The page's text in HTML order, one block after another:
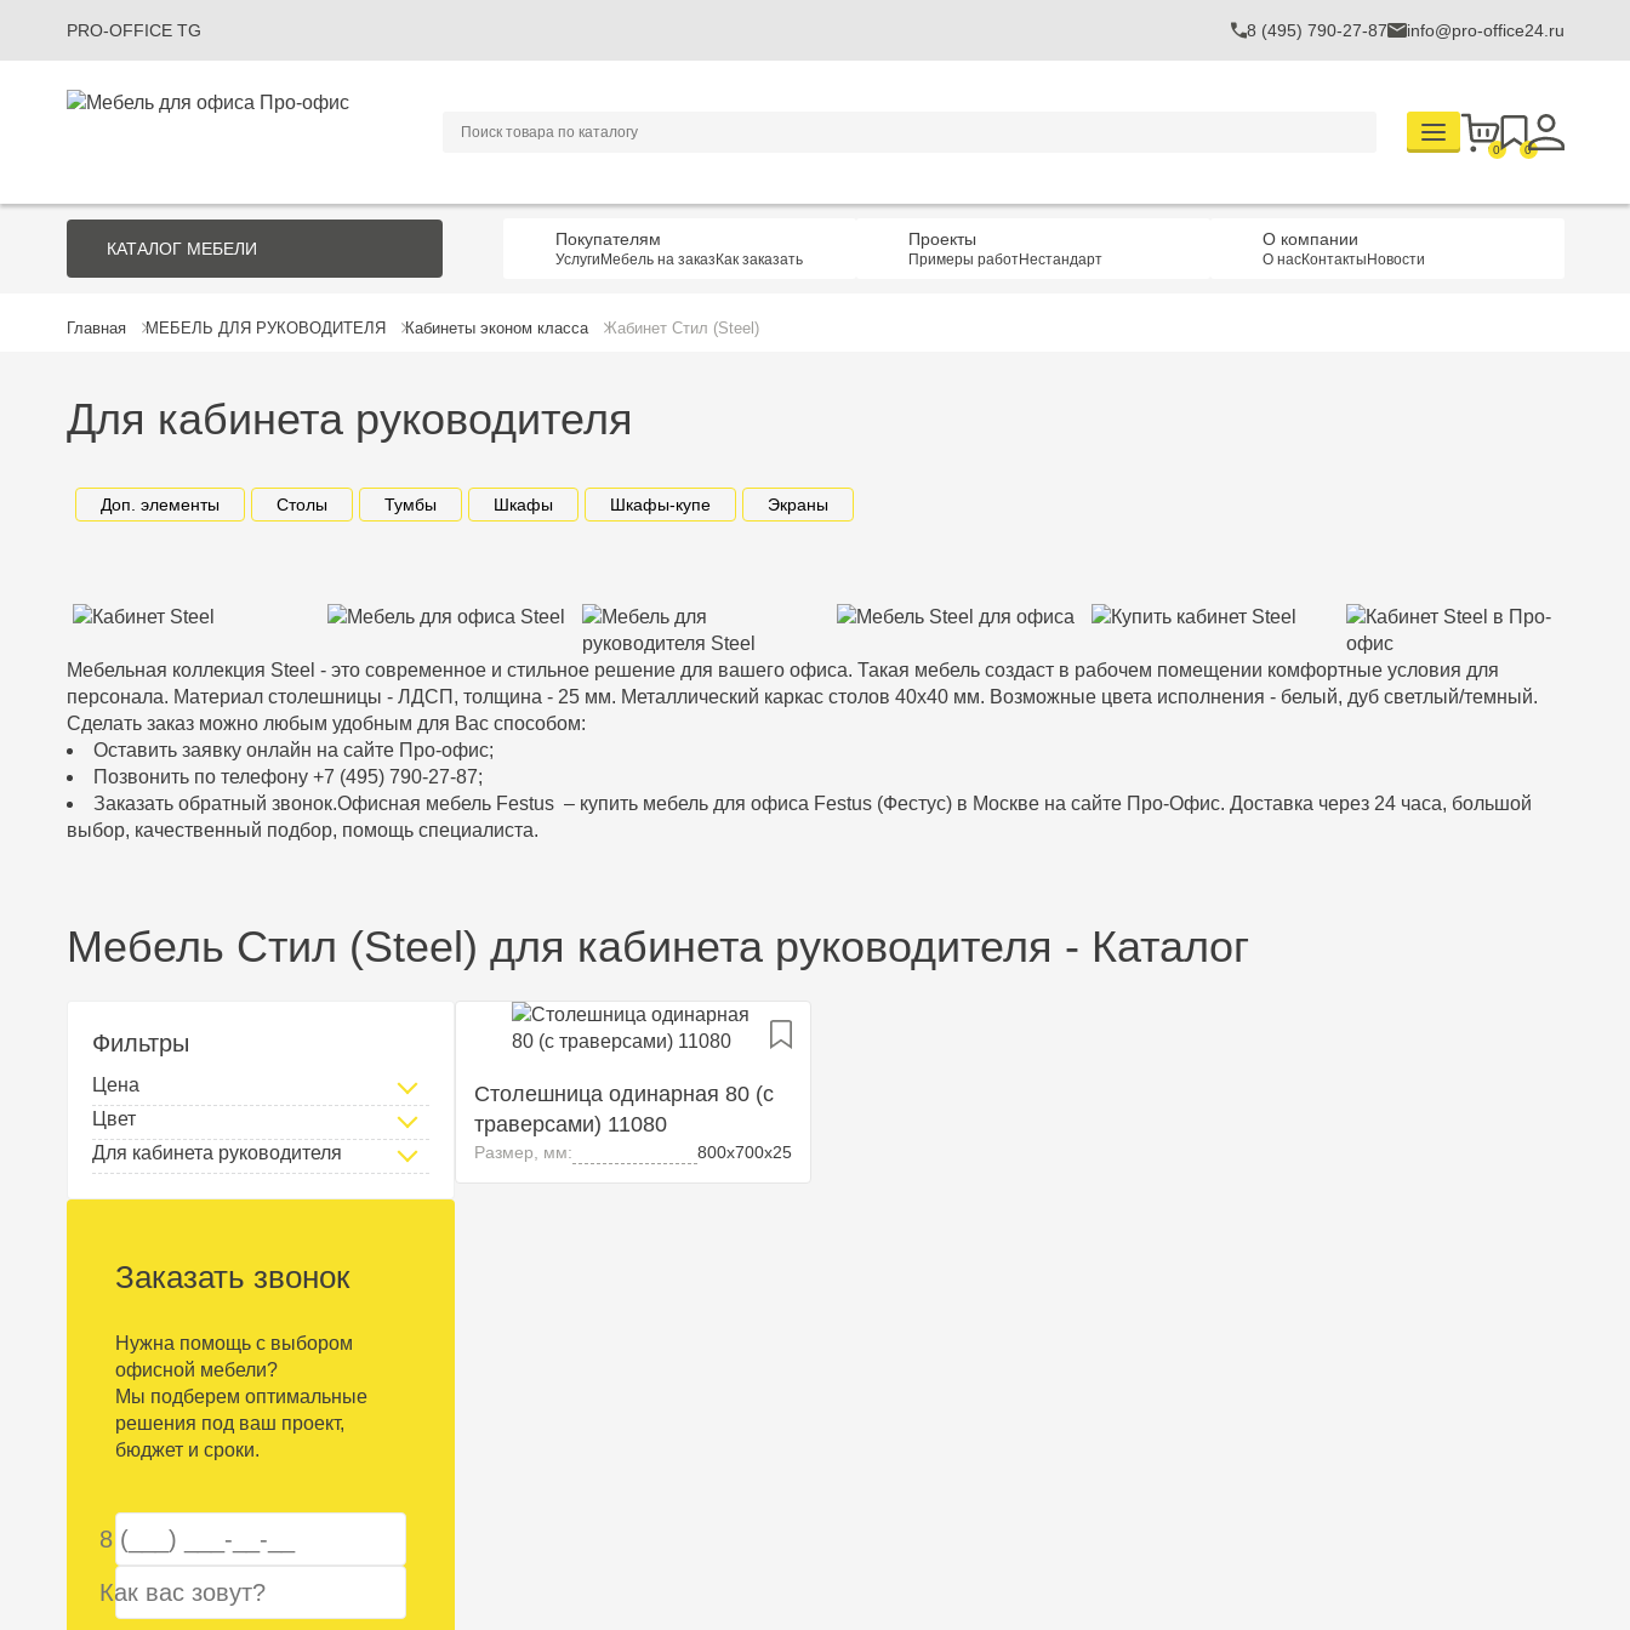
PRO-OFFICE TG 8 (495) 790-27-87 info@pro-office24.ru
0 0
КАТАЛОГ МЕБЕЛИ Покупателям
Услуги Мебель на заказ Как заказать
Проекты
Примеры работНестандарт
О компании
О насКонтакты Новости
Главная МЕБЕЛЬ ДЛЯ РУКОВОДИТЕЛЯ Кабинеты эконом класса Кабинет Стил (Steel)
Для кабинета руководителя
Доп. элементы Столы Тумбы Шкафы Шкафы-купе Экраны
Мебельная коллекция Steel - это современное и стильное решение для вашего офиса. Такая мебель создаст в рабочем помещении комфортные условия для
персонала. Материал столешницы - ЛДСП, толщина - 25 мм. Металлический каркас столов 40х40 мм. Возможные цвета исполнения - белый, дуб светлый/темный.
Сделать заказ можно любым удобным для Вас способом:
Оставить заявку онлайн на сайте Про-офис;
Позвонить по телефону +7 (495) 790-27-87;
Заказать обратный звонок.Офисная мебель Festus – купить мебель для офиса Festus (Фестус) в Москве на сайте Про-Офис. Доставка через 24 часа, большой
выбор, качественный подбор, помощь специалиста.
Мебель Стил (Steel) для кабинета руководителя - Каталог
Фильтры
Цена
Цвет
Для кабинета руководителя
Заказать звонок
Нужна помощь с выбором
офисной мебели?
Мы подберем оптимальные
решения под ваш проект,
бюджет и сроки.
Столешница одинарная 80 (с
траверсами) 11080
Размер, мм: 800х700х25